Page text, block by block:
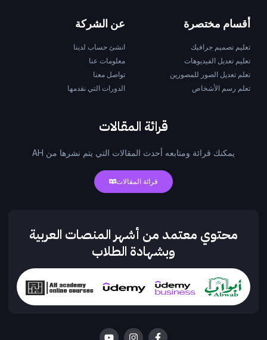
أقسام مختصرة
تعليم تصميم جرافيك
تعليم تعديل الفيديوهات
تعلم تعديل الصور للمصورين
تعلم رسم الأشخاص
عن الشركة
انشئ حساب لدينا
معلومات عنا
تواصل معنا
الدورات التي نقدمها
قرائة المقالات
يمكنك قرائة ومتابعه أحدث المقالات التي يتم نشرها من AH
قرائة المقالات
محتوي معتمد من أشهر المنصات العربية
وبشهادة الطلاب